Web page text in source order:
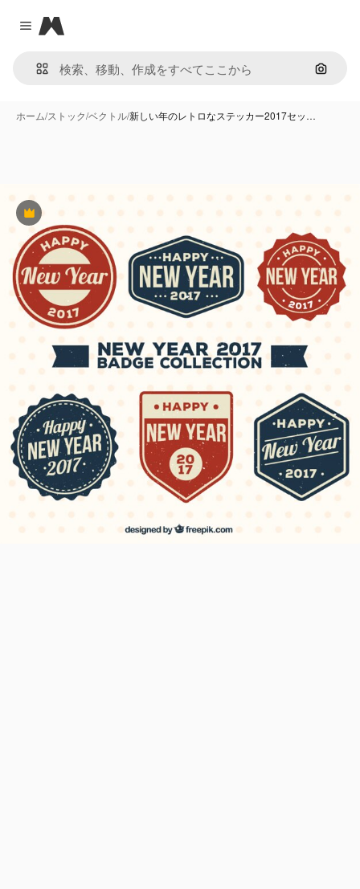
Close menu
Magnific
画像で
ホーム/ストック/ベクトル/新しい年のレトロなステッカー2017セッ…
Premium